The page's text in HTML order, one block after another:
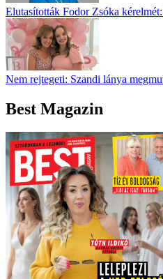
Elutasították Fodor Zsóka
Nem rejtegeti: Szandi lánya
Best Magazin